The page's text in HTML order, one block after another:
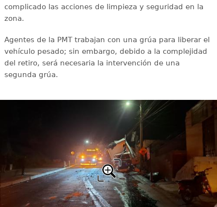
complicado las acciones de limpieza y seguridad en la
zona.
Agentes de la PMT trabajan con una grúa para liberar el
vehículo pesado; sin embargo, debido a la complejidad
del retiro, será necesaria la intervención de una
segunda grúa.